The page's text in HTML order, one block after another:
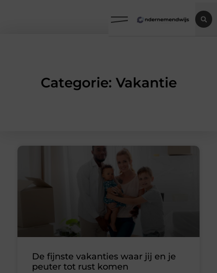
Categorie: Vakantie
De fijnste vakanties waar jij en je
peuter tot rust komen